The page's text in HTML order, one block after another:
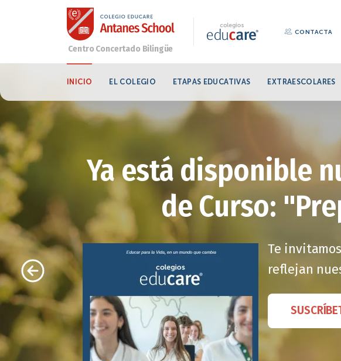
CONTACTA
INICIO EL COLEGIO ETAPAS EDUCATIVAS EXTRAESCOLARES
Ya está disponible
de Curso:
Te
reflejan